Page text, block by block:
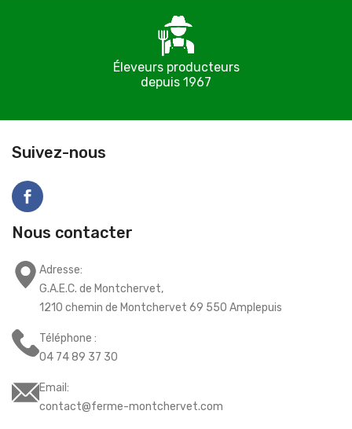
Éleveurs producteurs
depuis 1967
Suivez-nous
Nous contacter
Adresse:
G.A.E.C. de Montchervet,
1210 chemin de Montchervet 69 550 Amplepuis
Téléphone :
04 74 89 37 30
Email:
contact@ferme-montchervet.com